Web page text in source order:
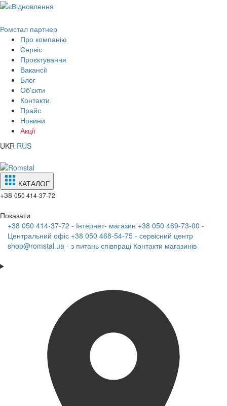
Ромстал партнер
Про компанію
Сервіс
Проєктування
Вакансії
Блог
Об'єкти
Контакти
Прайс
Новини
Акції
UKR RUS
КАТАЛОГ
+38 050 414-37-72
Показати
+38 050 414-37-72 - Інтернет- магазин +38 050 469-73-00 -
Центральний офіс +38 050 468-54-75 - сервісний центр
shop@romstal.ua - з питань співпраці Контакти магазинів